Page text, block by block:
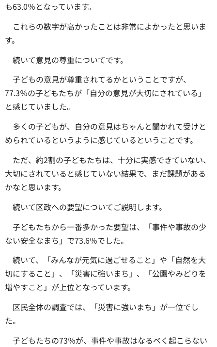
も63.0％となっています。
これらの数字が高かったことは非常によかったと思いま
す。
続いて意見の尊重についてです。
子どもの意見が尊重されてるかということですが、
77.3％の子どもたちが「自分の意見が大切にされている」
と感じていました。
多くの子どもが、自分の意見はちゃんと聞かれて受けと
められているというように感じているということです。
ただ、約2割の子どもたちは、十分に実感できていない、
大切にされていると感じていない結果で、まだ課題がある
かなと思います。
続いて区政への要望についてご説明します。
子どもたちから一番多かった要望は、「事件や事故の少
ない安全なまち」で73.6％でした。
続いて、「みんなが元気に過ごせること」や「自然を大
切にすること」、「災害に強いまち」、「公園やみどりを
増やすこと」が上位となっています。
区民全体の調査では、「災害に強いまち」が一位でし
た。
子どもたちの73％が、事件や事故はなるべく起こらない